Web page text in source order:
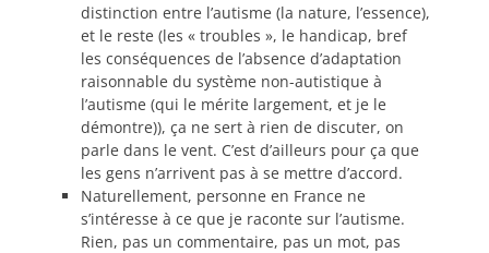
distinction entre l’autisme (la nature, l’essence),
et le reste (les « troubles », le handicap, bref
les conséquences de l’absence d’adaptation
raisonnable du système non-autistique à
l’autisme (qui le mérite largement, et je le
démontre)), ça ne sert à rien de discuter, on
parle dans le vent. C’est d’ailleurs pour ça que
les gens n’arrivent pas à se mettre d’accord.
Naturellement, personne en France ne
s’intéresse à ce que je raconte sur l’autisme.
Rien, pas un commentaire, pas un mot, pas